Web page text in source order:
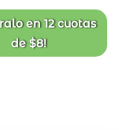
de
deseos
original
era:
$150.
actual
es:
en12 cuotas
de$8!